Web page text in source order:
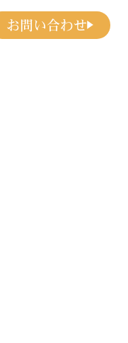
お問い合わせ